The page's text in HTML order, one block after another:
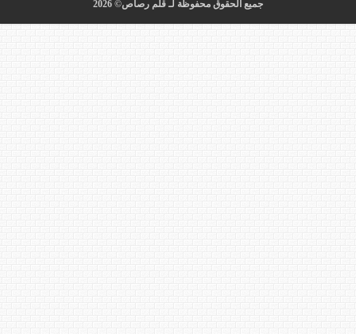
جميع الحقوق محفوظة لـ قلم رصاص© 2026